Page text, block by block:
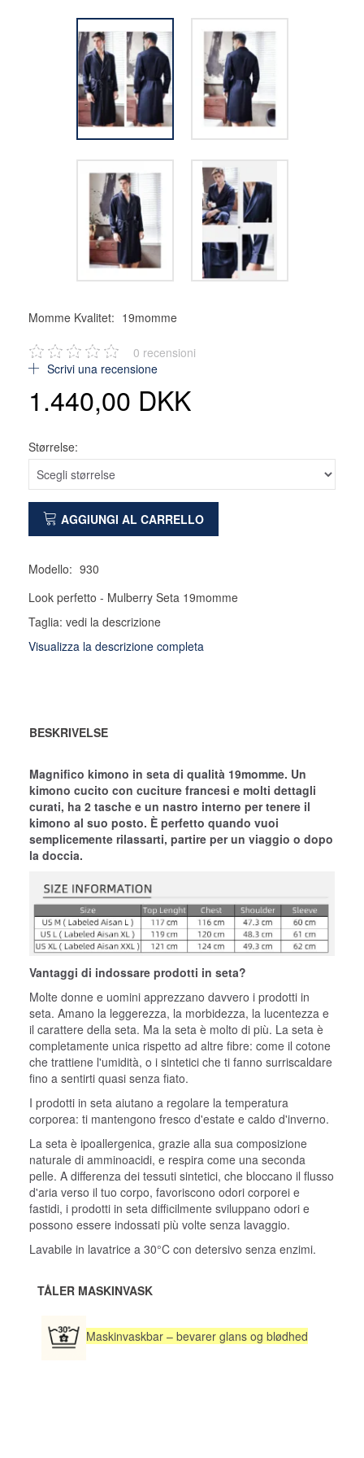
Momme Kvalitet: 19momme
0 recensioni
Scrivi una recensione
1.440,00 DKK
Størrelse:
AGGIUNGI AL CARRELLO
Modello: 930
Look perfetto - Mulberry Seta 19momme
Taglia: vedi la descrizione
Visualizza la descrizione completa
BESKRIVELSE
Magnifico kimono in seta di qualità 19momme. Un
kimono cucito con cuciture francesi e molti dettagli
curati, ha 2 tasche e un nastro interno per tenere il
kimono al suo posto. È perfetto quando vuoi
semplicemente rilassarti, partire per un viaggio o dopo
la doccia.
Vantaggi di indossare prodotti in seta?
Molte donne e uomini apprezzano davvero i prodotti in
seta. Amano la leggerezza, la morbidezza, la lucentezza e
il carattere della seta. Ma la seta è molto di più. La seta è
completamente unica rispetto ad altre fibre: come il cotone
che trattiene l'umidità, o i sintetici che ti fanno surriscaldare
fino a sentirti quasi senza fiato.
I prodotti in seta aiutano a regolare la temperatura
corporea: ti mantengono fresco d'estate e caldo d'inverno.
La seta è ipoallergenica, grazie alla sua composizione
naturale di amminoacidi, e respira come una seconda
pelle. A differenza dei tessuti sintetici, che bloccano il flusso
d'aria verso il tuo corpo, favoriscono odori corporei e
fastidi, i prodotti in seta difficilmente sviluppano odori e
possono essere indossati più volte senza lavaggio.
Lavabile in lavatrice a 30°C con detersivo senza enzimi.
TÅLER MASKINVASK
Maskinvaskbar – bevarer glans og blødhed